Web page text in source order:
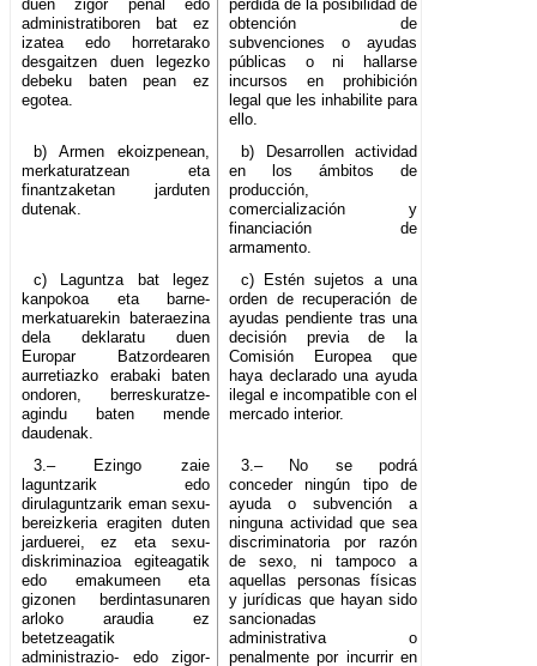
duen zigor penal edo
administratiboren bat ez
izatea edo horretarako
desgaitzen duen legezko
debeku baten pean ez
egotea.
pérdida de la posibilidad de
obtención de
subvenciones o ayudas
públicas o ni hallarse
incursos en prohibición
legal que les inhabilite para
ello.
b) Armen ekoizpenean,
merkaturatzean eta
finantzaketan jarduten
dutenak.
b) Desarrollen actividad
en los ámbitos de
producción,
comercialización y
financiación de
armamento.
c) Laguntza bat legez
kanpokoa eta barne-
merkatuarekin bateraezina
dela deklaratu duen
Europar Batzordearen
aurretiazko erabaki baten
ondoren, berreskuratze-
agindu baten mende
daudenak.
c) Estén sujetos a una
orden de recuperación de
ayudas pendiente tras una
decisión previa de la
Comisión Europea que
haya declarado una ayuda
ilegal e incompatible con el
mercado interior.
3.– Ezingo zaie
laguntzarik edo
dirulaguntzarik eman sexu-
bereizkeria eragiten duten
jarduerei, ez eta sexu-
diskriminazioa egiteagatik
edo emakumeen eta
gizonen berdintasunaren
arloko araudia ez
betetzeagatik
administrazio- edo zigor-
3.– No se podrá
conceder ningún tipo de
ayuda o subvención a
ninguna actividad que sea
discriminatoria por razón
de sexo, ni tampoco a
aquellas personas físicas
y jurídicas que hayan sido
sancionadas
administrativa o
penalmente por incurrir en